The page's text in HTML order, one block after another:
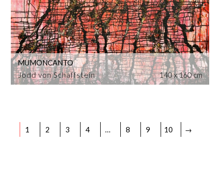
Jodd von Schaffstein
MUMONCANTO
140 x 160 cm
1 2 3 4 … 8 9 10 →